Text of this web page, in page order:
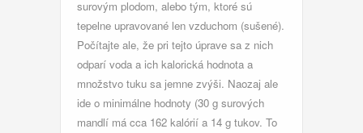
surovým plodom, alebo tým, ktoré sú
tepelne upravované len vzduchom (sušené).
Počítajte ale, že pri tejto úprave sa z nich
odparí voda a ich kalorická hodnota a
množstvo tuku sa jemne zvýši. Naozaj ale
ide o minimálne hodnoty (30 g surových
mandlí má cca 162 kalórií a 14 g tukov. To